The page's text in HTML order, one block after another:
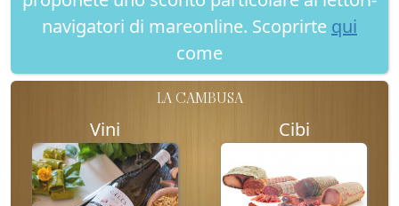
navigatori di mareonline. Scoprirte qui
come
LA CAMBUSA
Vini Cibi